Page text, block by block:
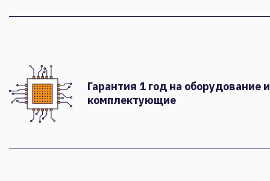
Гарантия 1 год на оборудование и
комплектующие